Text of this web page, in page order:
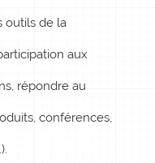
outils de la
aux
répondre au
conférences,